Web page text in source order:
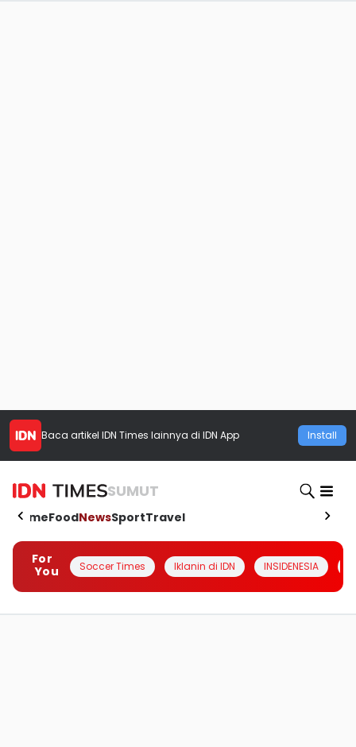
Baca artikel IDN Times lainnya di IDN App Install
SUMUT
HomeFoodNewsSportTravel
For
You
Soccer Times Iklanin di IDN INSIDENESIA